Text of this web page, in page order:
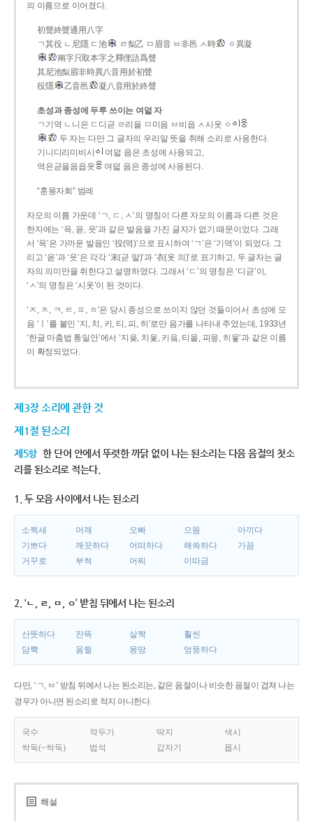
의 이름으로 이어졌다.
初聲終聲通用八字
ㄱ其役 ㄴ尼隱 ㄷ池
ㄹ梨乙 ㅁ眉音 ㅂ非邑 ㅅ時
ㆁ異凝
兩字只取本字之釋俚語爲聲
其尼池梨眉非時異八音用於初聲
役隱
乙音邑 凝八音用於終聲
초성과 종성에 두루 쓰이는 여덟 자
ㄱ기역 ㄴ니은 ㄷ디귿 ㄹ리을 ㅁ미음 ㅂ비읍 ㅅ시옷 ㆁ
두 자는 다만 그 글자의 우리말 뜻을 취해 소리로 사용한다.
기니디리미비시
여덟 음은 초성에 사용되고,
역은귿을음읍옷
여덟 음은 종성에 사용된다.
“훈몽자회” 범례
자모의 이름 가운데 ‘ㄱ, ㄷ, ㅅ’의 명칭이 다른 자모의 이름과 다른 것은
한자에는 ‘윽, 읃, 읏’과 같은 발음을 가진 글자가 없기 때문이었다. 그래
서 ‘윽’은 가까운 발음인 ‘役(역)’으로 표시하여 ‘ㄱ’은 ‘기역’이 되었다. 그
리고 ‘읃’과 ‘읏’은 각각 ‘末(귿 말)’과 ‘衣(옷 의)’로 표기하고, 두 글자는 글
자의 의미만을 취한다고 설명하였다. 그래서 ‘ㄷ’의 명칭은 ‘디귿’이,
‘ㅅ’의 명칭은 ‘시옷’이 된 것이다.
‘ㅈ, ㅊ, ㅋ, ㅌ, ㅍ, ㅎ’은 당시 종성으로 쓰이지 않던 것들이어서 초성에 모
음 ‘ㅣ’를 붙인 ‘지, 치, 키, 티, 피, 히’로만 음가를 나타내 주었는데, 1933년
‘한글 마춤법 통일안’에서 ‘지읒, 치읓, 키읔, 티읕, 피읖, 히읗’과 같은 이름
이 확정되었다.
제3장 소리에 관한 것
제1절 된소리
제5항 한 단어 안에서 뚜렷한 까닭 없이 나는 된소리는 다음 음절의 첫소
리를 된소리로 적는다.
1. 두 모음 사이에서 나는 된소리
소쩍새 어깨 오빠 으뜸
아끼다
기쁘다
깨끗하다 어떠하다 해쓱하다
가끔
거꾸로
부썩 어찌 이따금
2. ‘ㄴ, ㄹ, ㅁ, ㅇ’ 받침 뒤에서 나는 된소리
산뜻하다 잔뜩 살짝
훨씬
담뿍
움찔 몽땅 엉뚱하다
다만, ‘ㄱ, ㅂ’ 받침 뒤에서 나는 된소리는, 같은 음절이나 비슷한 음절이 겹쳐 나는
경우가 아니면 된소리로 적지 아니한다.
국수 깍두기 딱지
색시
싹둑(~싹둑)
법석 갑자기 몹시
해설